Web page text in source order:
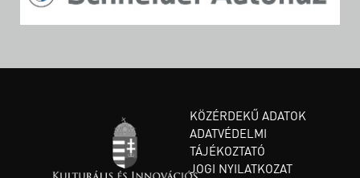
KÖZÉRDEKŰ ADATOK
ADATVÉDELMI
TÁJÉKOZTATÓ
JOGI NYILATKOZAT